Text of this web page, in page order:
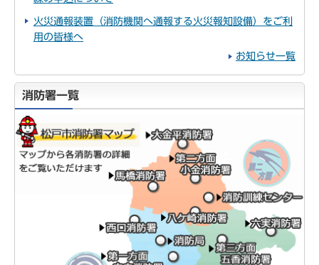
火災通報装置（消防機関へ通報する火災報知設備）をご利
用の皆様へ
お知らせ一覧
消防署一覧